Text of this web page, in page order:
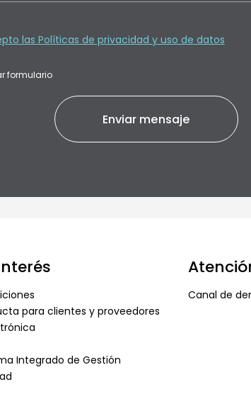
las Políticas de privacidad y uso de datos
formulario
para clientes y proveedores
Integrado de Gestión
Canal de